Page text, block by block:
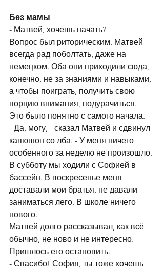
Без мамы
- Матвей, хочешь начать?
Вопрос был риторическим. Матвей
всегда рад поболтать, даже на
немецком. Оба они приходили сюда,
конечно, не за знаниями и навыками,
а чтобы поиграть, получить свою
порцию внимания, подурачиться.
Это было понятно с самого начала.
- Да, могу, - сказал Матвей и сдвинул
капюшон со лба. - У меня ничего
особенного за неделю не произошло.
В субботу мы ходили с Софией в
бассейн. В воскресенье меня
доставали мои братья, не давали
заниматься лего. В школе ничего
нового.
Матвей долго рассказывал, как всё
обычно, не ново и не интересно.
Пришлось его остановить.
- Спасибо! София, ты тоже хочешь